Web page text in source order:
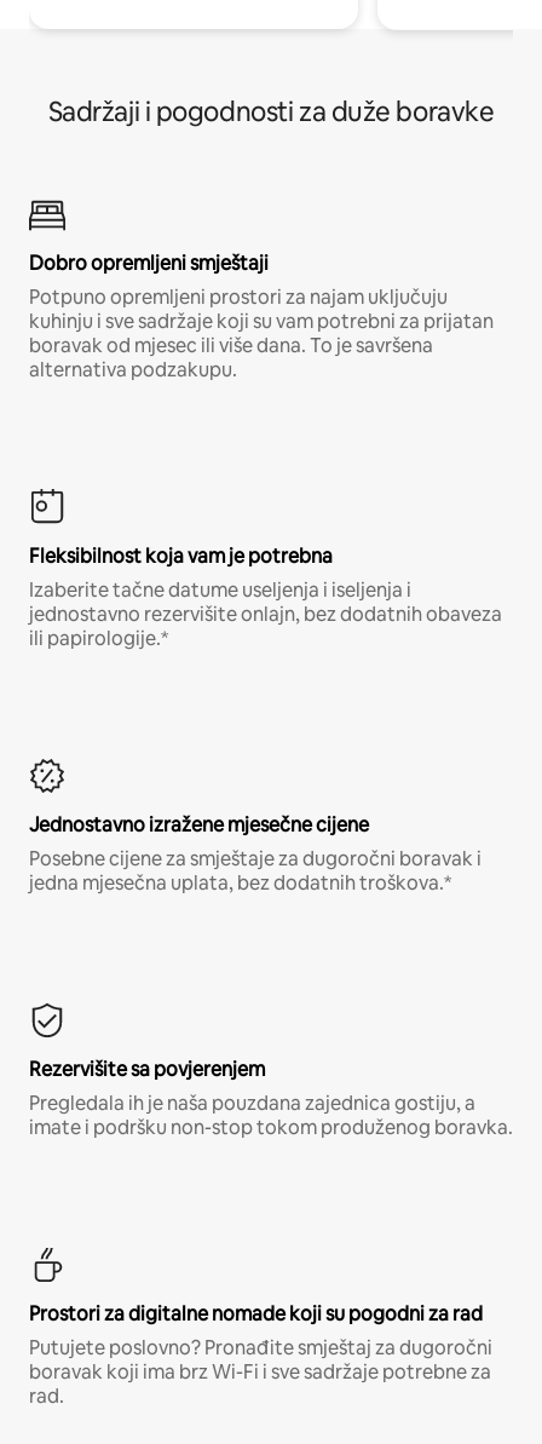
Sadržaji i pogodnosti za duže boravke
Dobro opremljeni smještaji
Potpuno opremljeni prostori za najam uključuju
kuhinju i sve sadržaje koji su vam potrebni za prijatan
boravak od mjesec ili više dana. To je savršena
alternativa podzakupu.
Fleksibilnost koja vam je potrebna
Izaberite tačne datume useljenja i iseljenja i
jednostavno rezervišite onlajn, bez dodatnih obaveza
ili papirologije.*
Jednostavno izražene mjesečne cijene
Posebne cijene za smještaje za dugoročni boravak i
jedna mjesečna uplata, bez dodatnih troškova.*
Rezervišite sa povjerenjem
Pregledala ih je naša pouzdana zajednica gostiju, a
imate i podršku non-stop tokom produženog boravka.
Prostori za digitalne nomade koji su pogodni za rad
Putujete poslovno? Pronađite smještaj za dugoročni
boravak koji ima brz Wi-Fi i sve sadržaje potrebne za
rad.